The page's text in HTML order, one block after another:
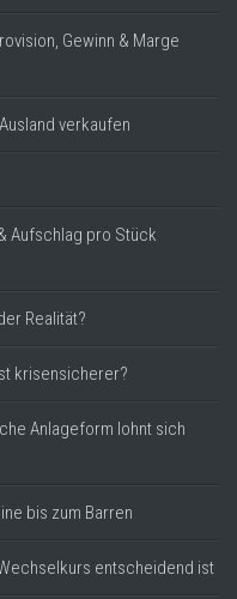
Gewinn & Marge
verkaufen
Aufschlag pro Stück
Realität?
krisensicherer?
Anlageform lohnt sich
bis zum Barren
entscheidend ist